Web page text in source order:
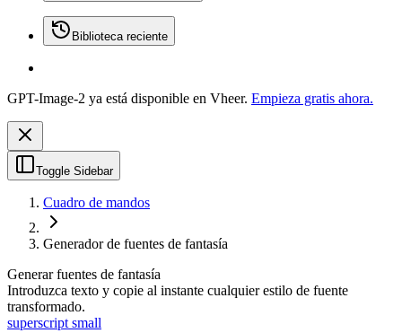
Biblioteca reciente
GPT-Image-2 ya está disponible en Vheer. Empieza gratis ahora.
Toggle Sidebar
Cuadro de mandos
Generador de fuentes de fantasía
Generar fuentes de fantasía
Introduzca texto y copie al instante cualquier estilo de fuente
transformado.
superscript small